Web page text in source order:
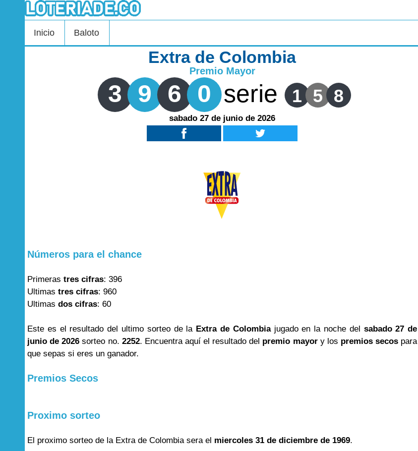
Inicio Baloto
Extra de Colombia
Premio Mayor
3 9 6 0 serie 1 5 8
sabado 27 de junio de 2026
Números para el chance
Primeras tres cifras: 396
Ultimas tres cifras: 960
Ultimas dos cifras: 60
Este es el resultado del ultimo sorteo de la Extra de Colombiajugado en la noche del sabado 27 de
junio de 2026 sorteo no. 2252. Encuentra aquí el resultado del premio mayory los premios secos para
que sepas si eres un ganador.
Premios Secos
Proximo sorteo
El proximo sorteo de la Extra de Colombia sera el miercoles 31 de diciembre de 1969.